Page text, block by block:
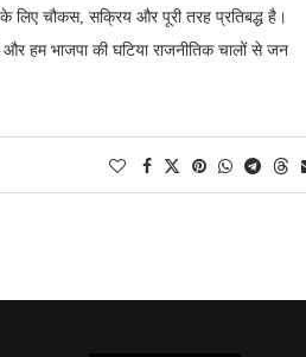
लिए चौकस, सक्रिय और पूरी तरह प्रतिबद्ध है।
हम भाजपा की घटिया राजनीतिक चालों से जन